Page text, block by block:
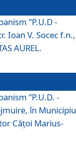
”P.U.D -
Ioan V. Socec f.n.,
AUREL.
”P.U.D. -
în
Cățoi Marius-